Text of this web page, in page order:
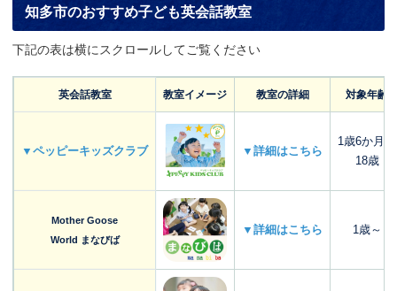
知多市のおすすめ子ども英会話教室
下記の表は横にスクロールしてご覧ください
英会話教室 教室イメージ 教室の詳細 対象年齢
▼ペッピーキッズクラブ ▼詳細はこちら
1歳6か月～
18歳
Mother Goose
World まなびば
▼詳細はこちら 1歳～